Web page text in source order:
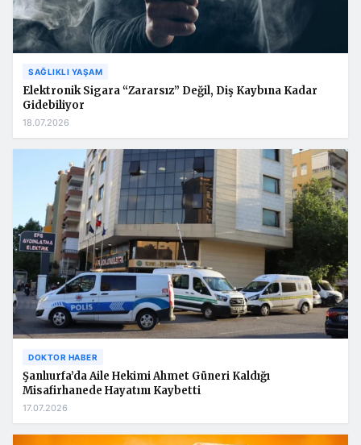
SAĞLIKLI YAŞAM
Elektronik Sigara “Zararsız” Değil, Diş Kaybına Kadar
Gidebiliyor
18.07.2026
DOKTOR HABER
Şanlıurfa’da Aile Hekimi Ahmet Güneri Kaldığı
Misafirhanede Hayatını Kaybetti
17.07.2026